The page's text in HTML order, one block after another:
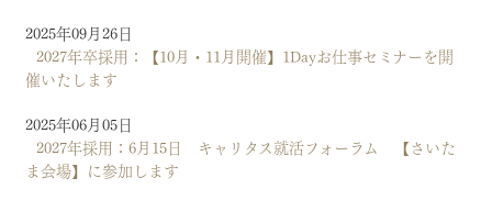
2025年09月26日
2027年卒採用：【10月・11月開催】1Dayお仕事セミナーを開
催いたします
2025年06月05日
2027年採用：6月15日 キャリタス就活フォーラム 【さいた
ま会場】に参加します